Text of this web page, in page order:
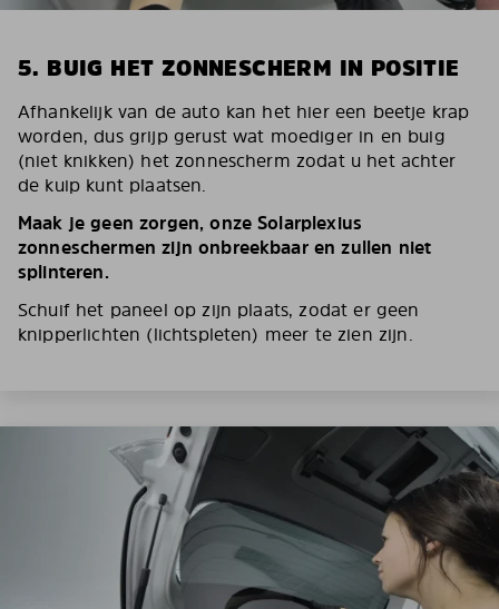
5. BUIG HET ZONNESCHERM IN POSITIE
Afhankelijk van de auto kan het hier een beetje krap
worden, dus grijp gerust wat moediger in en buig
(niet knikken) het zonnescherm zodat u het achter
de kuip kunt plaatsen.
Maak je geen zorgen, onze Solarplexius
zonneschermen zijn onbreekbaar en zullen niet
splinteren.
Schuif het paneel op zijn plaats, zodat er geen
knipperlichten (lichtspleten) meer te zien zijn.